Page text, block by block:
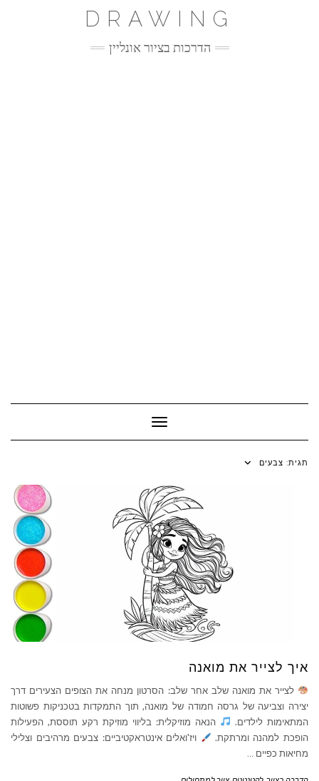
DRAWING
הדרכות בציור אונליין
Toggle Navigation
תגית: צבעים
איך לצייר את מואנה
לצייר את מואנה שלב אחר שלב: הסרטון מנחה את הצופים הצעירים דרך
יצירה וצביעה של גרסה חמודה של מואנה, תוך התמקדות בטכניקות פשוטות
המתאימות לילדים.
הנאה מוזיקלית: בליווי מוזיקת ​​רקע תוססת, הפעילות
הופכת למהנה ומרתקת.
ויז'ואלים אינטראקטיביים: צבעים מרהיבים וצלילי
מחיאות כפיים …